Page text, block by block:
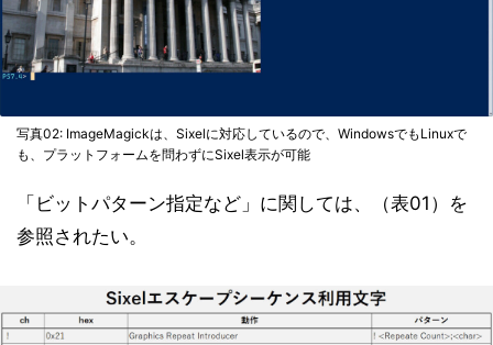
写真02: ImageMagickは、Sixelに対応しているので、WindowsでもLinuxで
も、プラットフォームを問わずにSixel表示が可能
「ビットパターン指定など」に関しては、（表01）を
参照されたい。